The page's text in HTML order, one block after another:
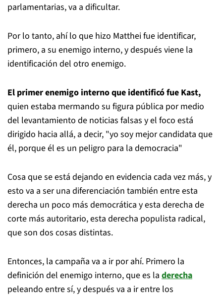
parlamentarias, va a dificultar.
Por lo tanto, ahí lo que hizo Matthei fue identificar,
primero, a su enemigo interno, y después viene la
identificación del otro enemigo.
El primer enemigo interno que identificó fue Kast,
quien estaba mermando su figura pública por medio
del levantamiento de noticias falsas y el foco está
dirigido hacia allá, a decir, "yo soy mejor candidata que
él, porque él es un peligro para la democracia"
Cosa que se está dejando en evidencia cada vez más, y
esto va a ser una diferenciación también entre esta
derecha un poco más democrática y esta derecha de
corte más autoritario, esta derecha populista radical,
que son dos cosas distintas.
Entonces, la campaña va a ir por ahí. Primero la
definición del enemigo interno, que es la derecha
peleando entre sí, y después va a ir entre los